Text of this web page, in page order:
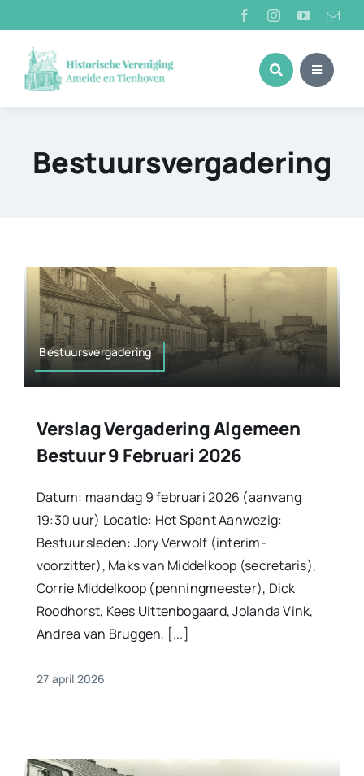
naar
inhoud
Bestuursvergadering
Bestuursvergadering
Verslag Vergadering Algemeen
Bestuur 9 Februari 2026
Datum: maandag 9 februari 2026 (aanvang
19:30 uur) Locatie: Het Spant Aanwezig:
Bestuursleden: Jory Verwolf (interim-
voorzitter), Maks van Middelkoop (secretaris),
Corrie Middelkoop (penningmeester), Dick
Roodhorst, Kees Uittenbogaard, Jolanda Vink,
Andrea van Bruggen, [...]
27 april 2026